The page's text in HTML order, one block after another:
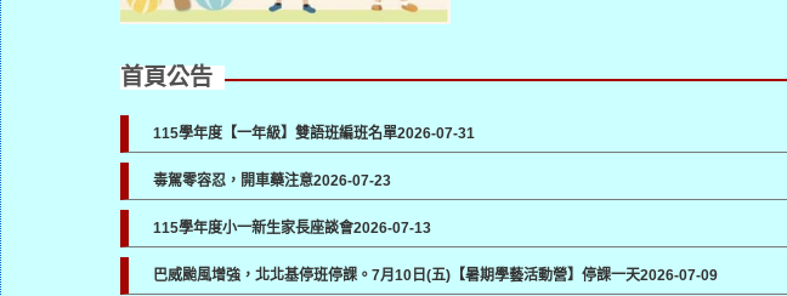
首頁公告
115學年度【一年級】雙語班編班名單2026-07-31
毒駕零容忍，開車藥注意2026-07-23
115學年度小一新生家長座談會2026-07-13
巴威颱風增強，北北基停班停課。7月10日(五)【暑期學藝活動營】停課一天2026-07-09